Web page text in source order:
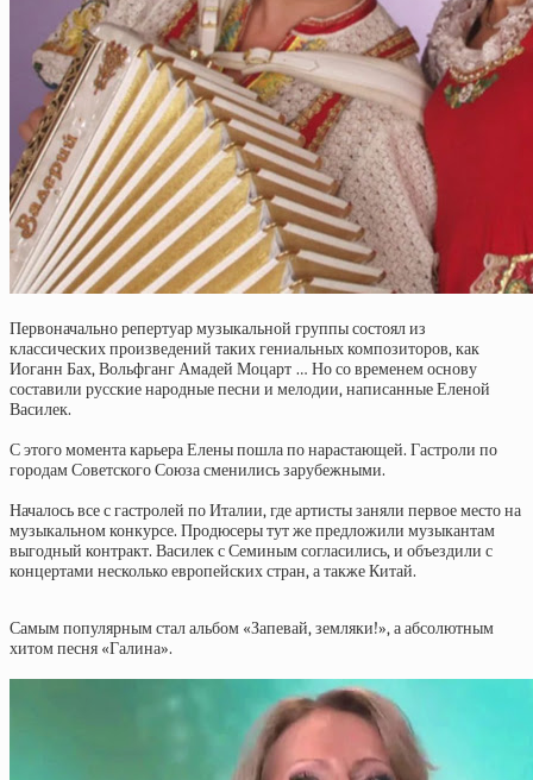
Первоначально репертуар музыкальной группы состоял из
классических произведений таких гениальных композиторов, как
Иоганн Бах, Вольфганг Амадей Моцарт … Но со временем основу
составили русские народные песни и мелодии, написанные Еленой
Василек.
С этого момента карьера Елены пошла по нарастающей. Гастроли по
городам Советского Союза сменились зарубежными.
Началось все с гастролей по Италии, где артисты заняли первое место на
музыкальном конкурсе. Продюсеры тут же предложили музыкантам
выгодный контракт. Василек с Семиным согласились, и объездили с
концертами несколько европейских стран, а также Китай.
Самым популярным стал альбом «Запевай, земляки!», а абсолютным
хитом песня «Галина».